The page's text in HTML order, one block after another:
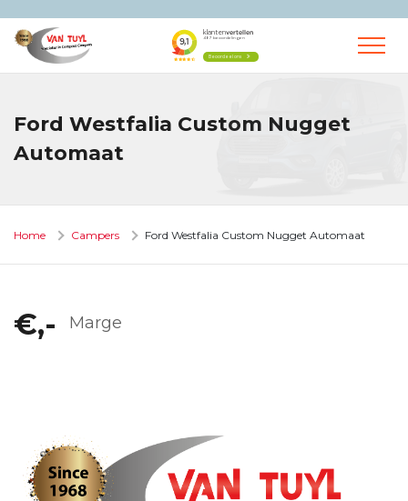
Ford Westfalia Custom Nugget
Automaat
Home Campers Ford Westfalia Custom Nugget Automaat
€,- Marge